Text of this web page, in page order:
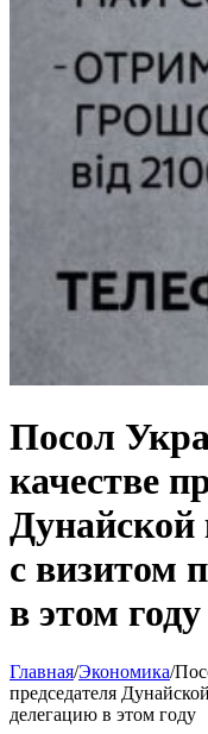
Посол
качестве
Дунайской
с визитом
в этом году
Главная/Экономика/
председателя
делегацию в этом году